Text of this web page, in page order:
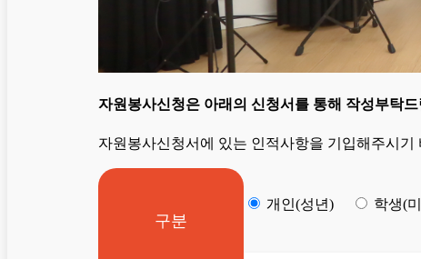
자원봉사신청은 아래의 신청서를 통해 작성부탁
자원봉사신청서에 있는 인적사항을 기입해주시기
구분
개인(성년) 학생(